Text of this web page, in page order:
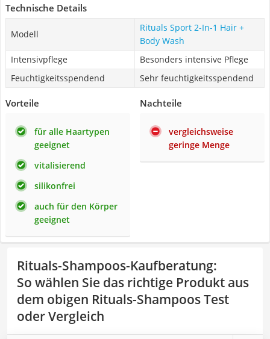
Technische Details
Modell
Rituals Sport 2-In-1 Hair +
Body Wash
Intensivpflege
Besonders intensive Pflege
Feuchtigkeitsspendend
Sehr feuchtigkeitsspendend
Vorteile
für alle Haartypen
geeignet
vitalisierend
silikonfrei
auch für den Körper
geeignet
Nachteile
vergleichsweise
geringe Menge
Rituals-Shampoos-Kaufberatung:
So wählen Sie das richtige Produkt aus
dem obigen Rituals-Shampoos Test
oder Vergleich